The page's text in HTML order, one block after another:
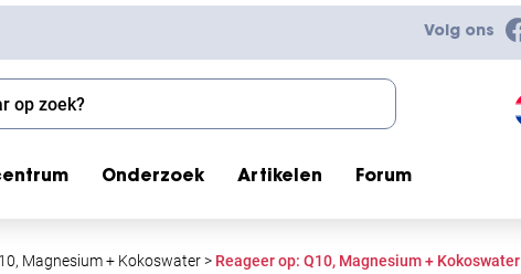
Volg ons
Onderzoek Artikelen Forum
Magnesium + Kokoswater> Reageer op: Q10, Magnesium + Kokoswater